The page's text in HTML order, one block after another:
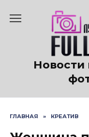
содержанию
Новости
ГЛАВНАЯ » КРЕАТИВ